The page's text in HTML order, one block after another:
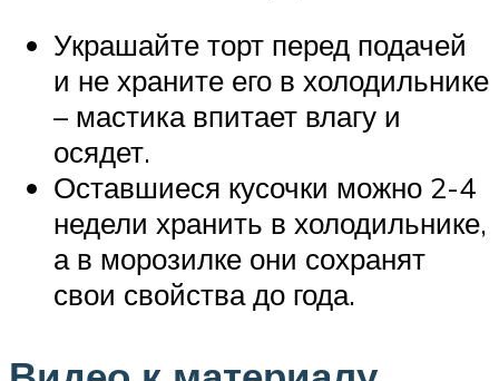
Украшайте торт перед подачей
и не храните его в холодильнике
– мастика впитает влагу и
осядет.
Оставшиеся кусочки можно 2-4
недели хранить в холодильнике,
а в морозилке они сохранят
свои свойства до года.